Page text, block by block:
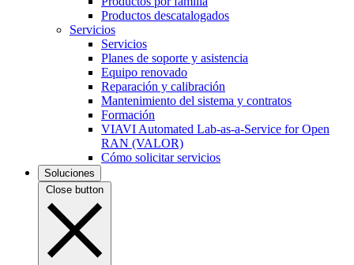
Productos descatalogados
Servicios
Servicios
Planes de soporte y asistencia
Equipo renovado
Reparación y calibración
Mantenimiento del sistema y contratos
Formación
VIAVI Automated Lab-as-a-Service for Open
RAN (VALOR)
Cómo solicitar servicios
Soluciones
Close button